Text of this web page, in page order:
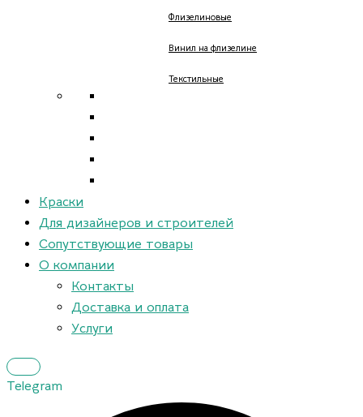
Флизелиновые
Винил на флизелине
Текстильные
Краски
Для дизайнеров и строителей
Сопутствующие товары
О компании
Контакты
Доставка и оплата
Услуги
Telegram